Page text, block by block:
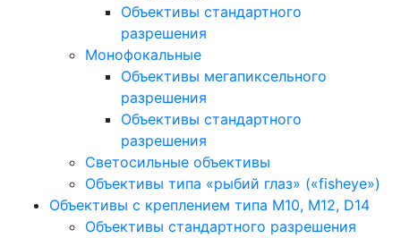
Объективы стандартного
разрешения
Монофокальные
Объективы мегапиксельного
разрешения
Объективы стандартного
разрешения
Светосильные объективы
Объективы типа «рыбий глаз» («fisheye»)
Объективы с креплением типа M10, M12, D14
Объективы стандартного разрешения